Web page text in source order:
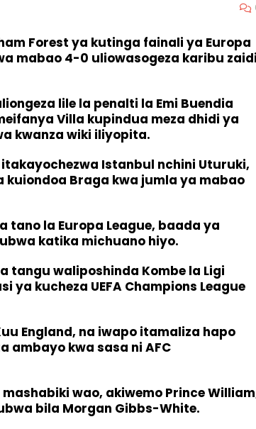
Forest ya kutinga fainali ya Europa
mabao 4-0 uliowasogeza karibu
lile la penalti la Emi Buendia
Villa kupindua meza dhidi ya
kwanza wiki iliyopita.
Istanbul nchini Uturuki,
kuiondoa Braga kwa jumla ya mabao
tano la Europa League, baada ya
katika michuano hiyo.
tangu waliposhinda Kombe la Ligi
ya kucheza UEFA Champions League
England, na iwapo itamaliza hapo
ambayo kwa sasa ni AFC
wao, akiwemo Prince
bila Morgan Gibbs-White.